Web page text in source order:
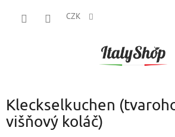
CZK
Kleckselkuchen
višňový koláč)